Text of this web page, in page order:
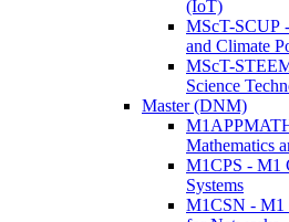
(IoT)
MScT-SCUP
and Climate
MScT-
Science
Master (DNM)
Mathematics
M1CPS - M1
Systems
M1CSN - M1